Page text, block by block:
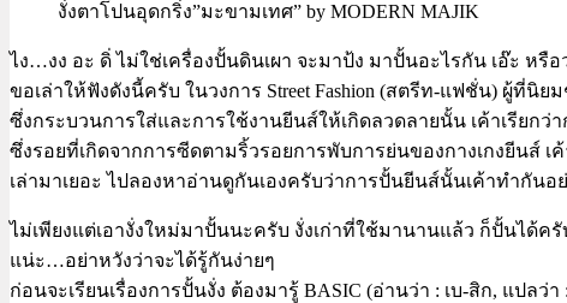
งั่งตาโปนอุดกริ่ง”มะขามเทศ” by MODERN MAJIK
ไง…งง อะ ดิ่ ไม่ใช่เครื่องปั้นดินเผา จะมาป้ง มาปั้นอะไรกัน เอ๊ะ หรื
ขอเล่าให้ฟังดังนี้ครับ ในวงการ Street Fashion (สตรีท-แฟชั่น) ผู้ที่นิ
ซึ่งกระบวนการใส่และการใช้งานยีนส์ให้เกิดลวดลายนั้น เค้าเรียกว่
ซึ่งรอยที่เกิดจากการซีดตามริ้วรอยการพับการย่นของกางเกงยีนส์ เค้
เล่ามาเยอะ ไปลองหาอ่านดูกันเองครับว่าการปั้นยีนส์นั้นเค้าทำกัน
ไม่เพียงแต่เอางั่งใหม่มาปั้นนะครับ งั่งเก่าที่ใช้มานานแล้ว ก็ปั้นได้ค
แน่ะ…อย่าหวังว่าจะได้รู้กันง่ายๆ
ก่อนจะเรียนเรื่องการปั้นงั่ง ต้องมารู้ BASIC (อ่านว่า : เบ-สิก, แปล